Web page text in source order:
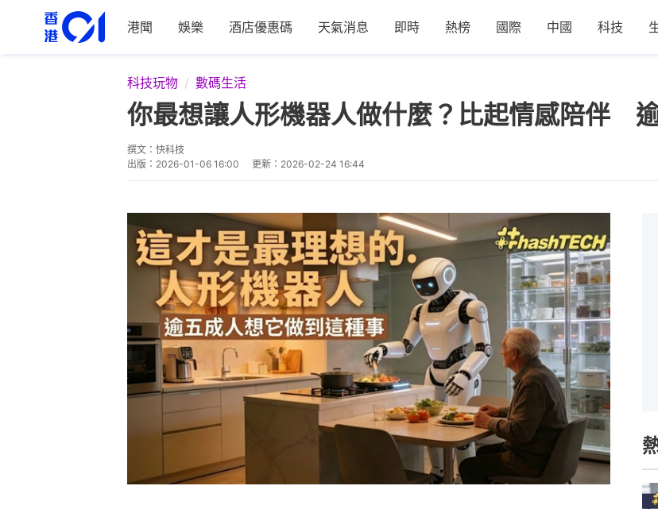
港聞 娛樂 酒店優惠碼 天氣消息 即時 熱榜 國際 中國 科技
科技玩物 數碼生活
你最想讓人形機器人做什麼？比起情感陪伴
撰文： 快科技
出版： 2026-01-06 16:00 更新： 2026-02-24 16:44